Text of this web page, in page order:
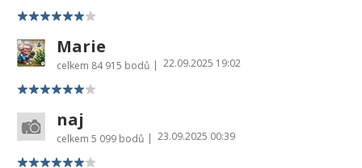
Marie
celkem 84 915 bodů | 22.09.2025 19:02
naj
celkem 5 099 bodů | 23.09.2025 00:39